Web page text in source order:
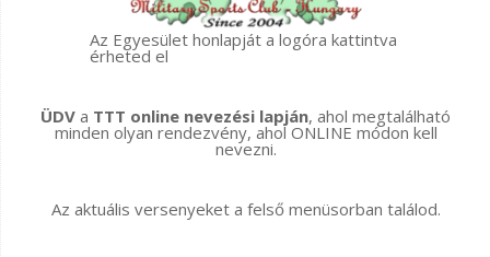
Az Egyesület honlapját a logóra kattintva
érheted el
ÜDV a TTT online nevezési lapján, ahol megtalálható
minden olyan rendezvény, ahol ONLINE módon kell
nevezni.
Az aktuális versenyeket a felső menüsorban találod.